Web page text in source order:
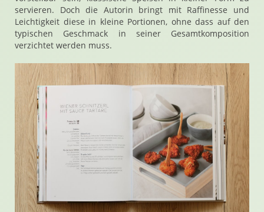
servieren. Doch die Autorin bringt mit Raffinesse und
Leichtigkeit diese in kleine Portionen, ohne dass auf den
typischen Geschmack in seiner Gesamtkomposition
verzichtet werden muss.